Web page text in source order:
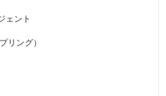
ェント
リング）